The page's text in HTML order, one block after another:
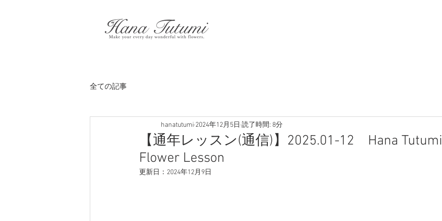
全ての記事
【通年レッスン(通信)】2025.01-12 Hana
Flower Lesson
hanatutumi 2024年12月5日 読了時間: 8分
更新日： 2024年12月9日